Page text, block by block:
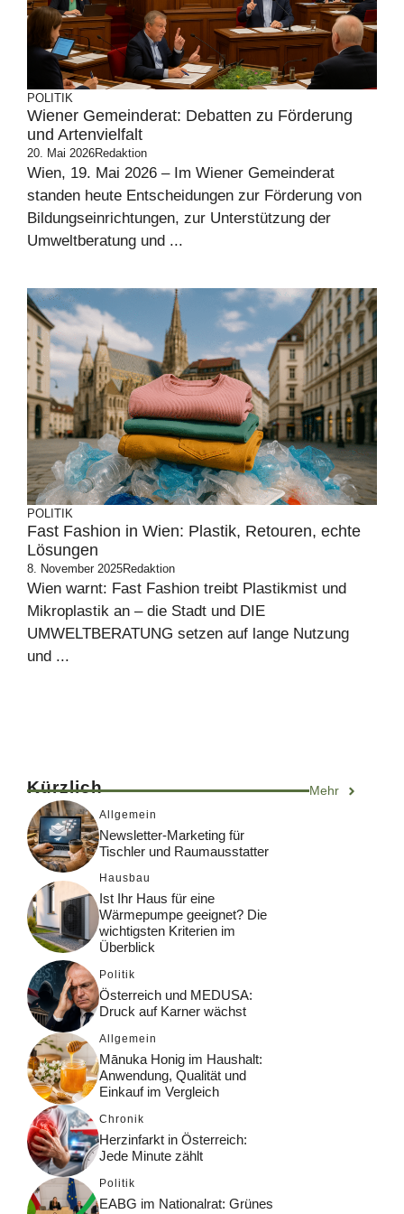
POLITIK
Wiener Gemeinderat: Debatten zu Förderung
und Artenvielfalt
20. Mai 2026Redaktion
Wien, 19. Mai 2026 – Im Wiener Gemeinderat
standen heute Entscheidungen zur Förderung von
Bildungseinrichtungen, zur Unterstützung der
Umweltberatung und ...
POLITIK
Fast Fashion in Wien: Plastik, Retouren, echte
Lösungen
8. November 2025Redaktion
Wien warnt: Fast Fashion treibt Plastikmist und
Mikroplastik an – die Stadt und DIE
UMWELTBERATUNG setzen auf lange Nutzung
und ...
Kürzlich Mehr
Allgemein
Newsletter-Marketing für
Tischler und Raumausstatter
Hausbau
Ist Ihr Haus für eine
Wärmepumpe geeignet? Die
wichtigsten Kriterien im
Überblick
Politik
Österreich und MEDUSA:
Druck auf Karner wächst
Allgemein
Mānuka Honig im Haushalt:
Anwendung, Qualität und
Einkauf im Vergleich
Chronik
Herzinfarkt in Österreich:
Jede Minute zählt
Politik
EABG im Nationalrat: Grünes